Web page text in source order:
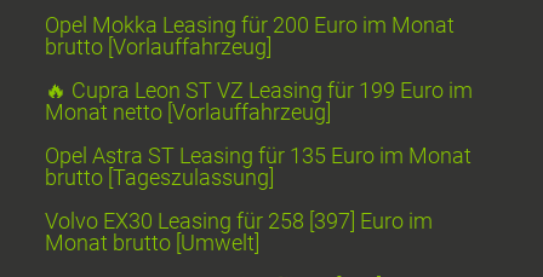
Opel Mokka Leasing für 200 Euro im Monat
brutto [Vorlauffahrzeug]
🔥 Cupra Leon ST VZ Leasing für 199 Euro im
Monat netto [Vorlauffahrzeug]
Opel Astra ST Leasing für 135 Euro im Monat
brutto [Tageszulassung]
Volvo EX30 Leasing für 258 [397] Euro im
Monat brutto [Umwelt]